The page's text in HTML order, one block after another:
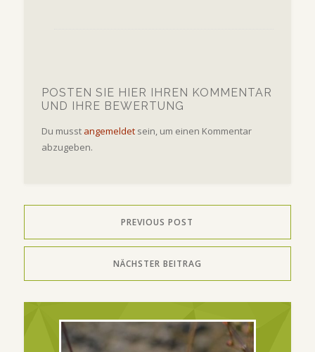
POSTEN SIE HIER IHREN KOMMENTAR
UND IHRE BEWERTUNG
Du musst angemeldetsein, um einen Kommentar
abzugeben.
PREVIOUS POST
NÄCHSTER BEITRAG